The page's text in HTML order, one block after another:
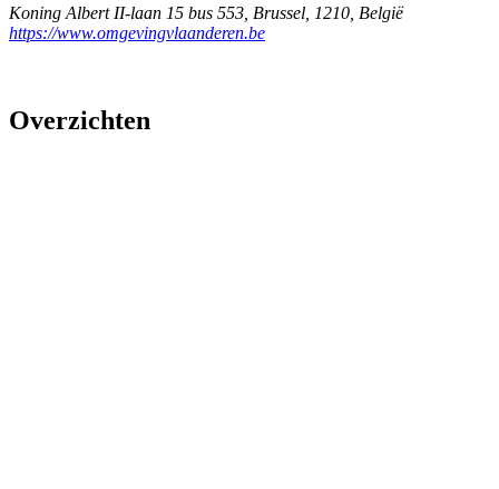
Koning Albert II-laan 15 bus 553 Brussel 1210 België
https://www.omgevingvlaanderen.be
Overzichten